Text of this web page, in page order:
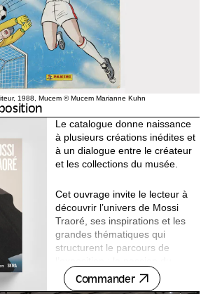
1988, Mucem © Mucem Marianne Kuhn
Le catalogue donne naissance
à plusieurs créations inédites et
à un dialogue entre le créateur
et les collections du musée.
Cet ouvrage invite le lecteur à
découvrir l’univers de Mossi
Traoré, ses inspirations et les
grandes thématiques qui
structurent le parcours de
football comme langage
collectif, l’Inde et ses savoir-
Commander